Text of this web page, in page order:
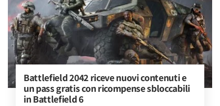
Battlefield 2042 riceve nuovi contenuti e
un pass gratis con ricompense sbloccabili
in Battlefield 6